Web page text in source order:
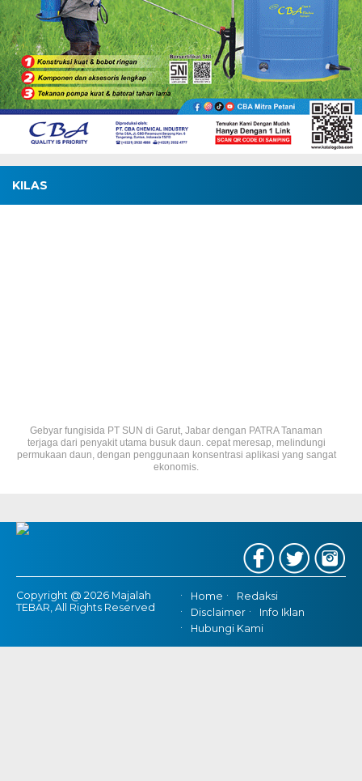
KILAS
Gebyar fungisida PT SUN di Garut, Jabar dengan PATRA Tanaman
terjaga dari penyakit utama busuk daun. cepat meresap, melindungi
permukaan daun, dengan penggunaan konsentrasi aplikasi yang sangat
ekonomis.
Copyright @ 2026 Majalah
TEBAR, All Rights Reserved
Home
Redaksi
Disclaimer
Info Iklan
Hubungi Kami